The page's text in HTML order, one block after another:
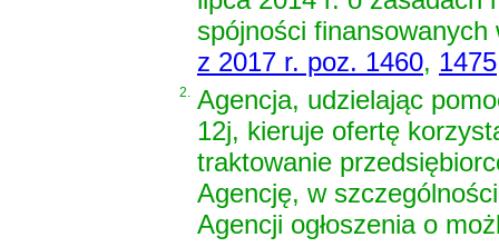
spójności
z 2017 r. poz. 1460, 1475
2. Agencja, udzielając
12j, kieruje ofertę
traktowanie
Agencję, w
Agencji ogłoszenia o